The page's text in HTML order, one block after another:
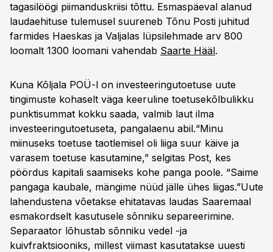
tagasilöögi piimanduskriisi tõttu. Esmaspäeval alanud
laudaehituse tulemusel suureneb Tõnu Posti juhitud
farmides Haeskas ja Valjalas lüpsilehmade arv 800
loomalt 1300 loomani vahendab Saarte Hääl.
Kuna Kõljala POÜ-l on investeeringutoetuse uute
tingimuste kohaselt väga keeruline toetusekõlbulikku
punktisummat kokku saada, valmib laut ilma
investeeringutoetuseta, pangalaenu abil.“Minu
miinuseks toetuse taotlemisel oli liiga suur käive ja
varasem toetuse kasutamine,” selgitas Post, kes
pöördus kapitali saamiseks kohe panga poole. “Saime
pangaga kaubale, mängime nüüd jälle ühes liigas.”Uute
lahendustena võetakse ehitatavas laudas Saaremaal
esmakordselt kasutusele sõnniku separeerimine.
Separaator lõhustab sõnniku vedel -ja
kuivfraktsiooniks, millest viimast kasutatakse uuesti